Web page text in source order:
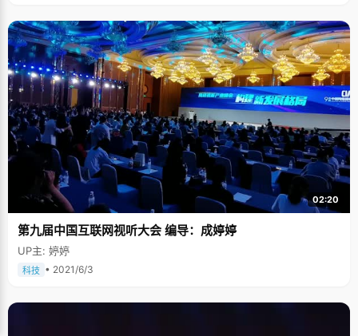
02:20
第九届中国互联网视听大会 编导：成婷婷
UP主: 婷婷
科技 • 2021/6/3